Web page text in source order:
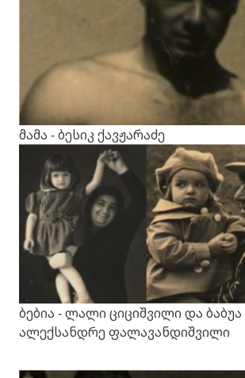
მამა - ბესიკ ქავჟარაძე
ბებია - ლალი ციციშვილი და ბაბუა
ალექსანდრე ფალავანდიშვილი